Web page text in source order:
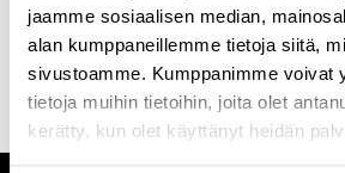
jaamme sosiaalisen median,
alan kumppaneillemme tietoja siitä,
sivustoamme. Kumppanimme voivat
tietoja muihin tietoihin, joita olet
kerätty, kun olet käyttänyt heidän
Rekisteröitymällä hyväksyt